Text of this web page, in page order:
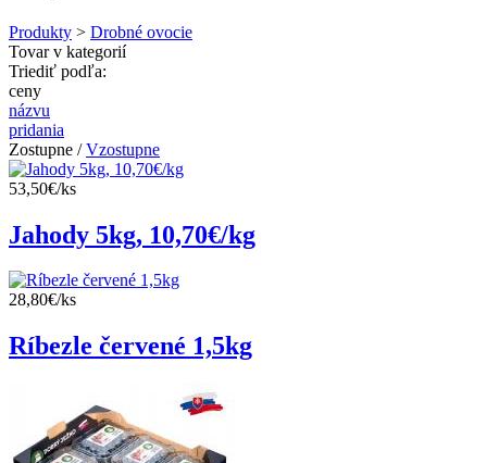
Produkty > Drobné ovocie
Tovar v kategorií
Triediť podľa:
ceny
názvu
pridania
Zostupne /Vzostupne
53,50€/ks
Jahody 5kg, 10,70€/kg
28,80€/ks
Ríbezle červené 1,5kg